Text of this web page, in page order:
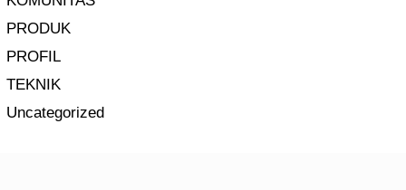
PRODUK
PROFIL
TEKNIK
Uncategorized